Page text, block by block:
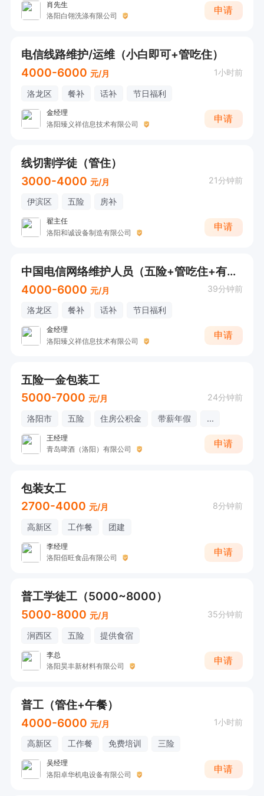
肖先生
洛阳白翎洗涤有限公司
申请
电信线路维护/运维（小白即可+管吃住）
4000-6000 元/月 1小时前
洛龙区 餐补 话补 节日福利
金经理
洛阳臻义祥信息技术有限公司
申请
线切割学徒（管住）
3000-4000 元/月 21分钟前
伊滨区 五险 房补
翟主任
洛阳和诚设备制造有限公司
申请
中国电信网络维护人员（五险+管吃住+有无经验均可）
4000-6000 元/月 39分钟前
洛龙区 餐补 话补 节日福利
金经理
洛阳臻义祥信息技术有限公司
申请
五险一金包装工
5000-7000 元/月 24分钟前
洛阳市 五险 住房公积金 带薪年假 ...
王经理
青岛啤酒（洛阳）有限公司
申请
包装女工
2700-4000 元/月 8分钟前
高新区 工作餐 团建
李经理
洛阳佰旺食品有限公司
申请
普工学徒工（5000~8000）
5000-8000 元/月 35分钟前
涧西区 五险 提供食宿
李总
洛阳昊丰新材料有限公司
申请
普工（管住+午餐）
4000-6000 元/月 1小时前
高新区 工作餐 免费培训 三险
吴经理
洛阳卓华机电设备有限公司
申请